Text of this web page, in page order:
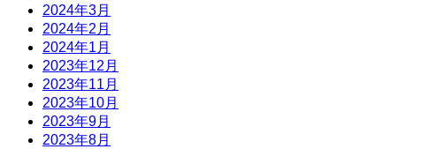
2024年3月
2024年2月
2024年1月
2023年12月
2023年11月
2023年10月
2023年9月
2023年8月